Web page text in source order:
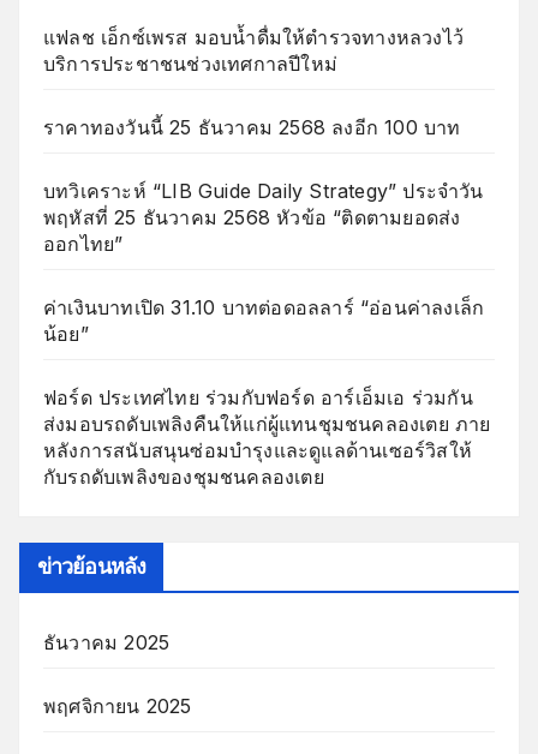
แฟลช เอ็กซ์เพรส มอบน้ำดื่มให้ตำรวจทางหลวงไว้
บริการประชาชนช่วงเทศกาลปีใหม่
ราคาทองวันนี้ 25 ธันวาคม 2568 ลงอีก 100 บาท
บทวิเคราะห์ “LIB Guide Daily Strategy” ประจำวัน
พฤหัสที่ 25 ธันวาคม 2568 หัวข้อ “ติดตามยอดส่ง
ออกไทย”
ค่าเงินบาทเปิด 31.10 บาทต่อดอลลาร์ “อ่อนค่าลงเล็ก
น้อย”
ฟอร์ด ประเทศไทย ร่วมกับฟอร์ด อาร์เอ็มเอ ร่วมกัน
ส่งมอบรถดับเพลิงคืนให้แก่ผู้แทนชุมชนคลองเตย ภาย
หลังการสนับสนุนซ่อมบำรุงและดูแลด้านเซอร์วิสให้
กับรถดับเพลิงของชุมชนคลองเตย
ข่าวย้อนหลัง
ธันวาคม 2025
พฤศจิกายน 2025